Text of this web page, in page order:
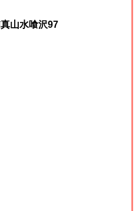
山水喰沢97